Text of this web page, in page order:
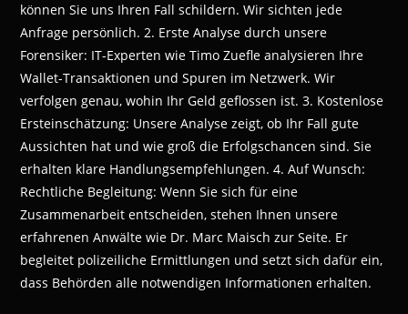
können Sie uns Ihren Fall schildern. Wir sichten jede
Anfrage persönlich. 2. Erste Analyse durch unsere
Forensiker: IT-Experten wie Timo Zuefle analysieren Ihre
Wallet-Transaktionen und Spuren im Netzwerk. Wir
verfolgen genau, wohin Ihr Geld geflossen ist. 3. Kostenlose
Ersteinschätzung: Unsere Analyse zeigt, ob Ihr Fall gute
Aussichten hat und wie groß die Erfolgschancen sind. Sie
erhalten klare Handlungsempfehlungen. 4. Auf Wunsch:
Rechtliche Begleitung: Wenn Sie sich für eine
Zusammenarbeit entscheiden, stehen Ihnen unsere
erfahrenen Anwälte wie Dr. Marc Maisch zur Seite. Er
begleitet polizeiliche Ermittlungen und setzt sich dafür ein,
dass Behörden alle notwendigen Informationen erhalten.